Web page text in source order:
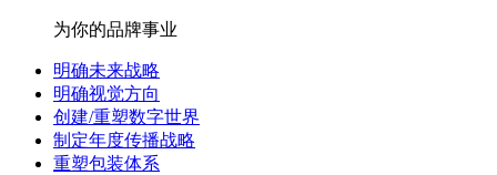
为你的品牌事业
明确未来战略
明确视觉方向
创建/重塑数字世界
制定年度传播战略
重塑包装体系